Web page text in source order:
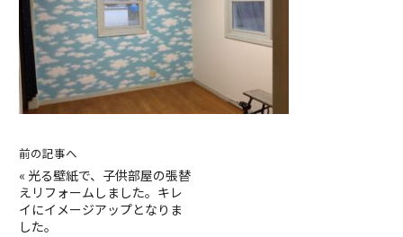
前の記事へ
« 光る壁紙で、子供部屋の張替
えリフォームしました。キレ
イにイメージアップとなりま
した。